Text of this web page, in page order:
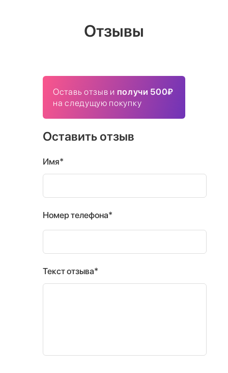
Отзывы
Оставь отзыв и получи 500₽
на следущую покупку
Оставить отзыв
Имя*
Номер телефона*
Текст отзыва*